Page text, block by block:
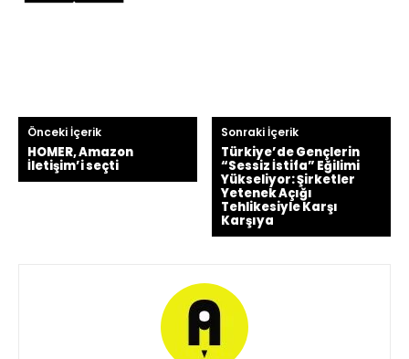
Önceki İçerik
HOMER, Amazon
İletişim’i seçti
Sonraki İçerik
Türkiye’de Gençlerin
“Sessiz İstifa” Eğilimi
Yükseliyor: Şirketler
Yetenek Açığı
Tehlikesiyle Karşı
Karşıya